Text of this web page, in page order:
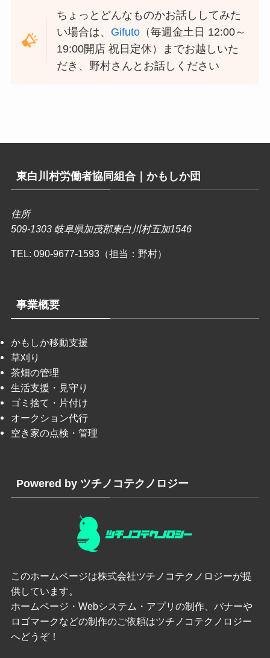
ちょっとどんなものかお話ししてみた
い場合は、 Gifuto （毎週金土日 12:00～
19:00開店 祝日定休）までお越しいた
だき、野村さんとお話しください
東白川村労働者協同組合｜かもしか団
住所
509-1303 岐阜県加茂郡東白川村五加1546
TEL: 090-9677-1593（担当：野村）
事業概要
かもしか移動支援
草刈り
茶畑の管理
生活支援・見守り
ゴミ捨て・片付け
オークション代行
空き家の点検・管理
Powered by ツチノコテクノロジー
このホームページは株式会社ツチノコテクノロジーが提
供しています。
ホームページ・Webシステム・アプリの制作、バナーや
ロゴマークなどの制作のご依頼はツチノコテクノロジー
へどうぞ！